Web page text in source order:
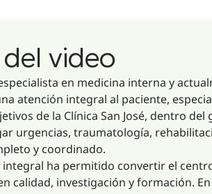
del video
en medicina interna y
atención integral al paciente,
de la Clínica San José, dentro
urgencias, traumatología,
y coordinado.
ha permitido convertir el
calidad, investigación y formación.